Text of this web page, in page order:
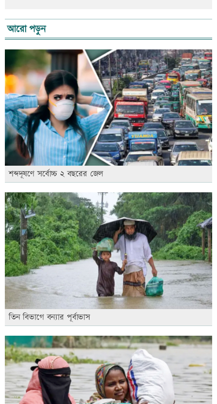
আরো পড়ুন
শব্দদূষণে সর্বোচ্চ ২ বছরের জেল
তিন বিভাগে বন্যার পূর্বাভাস